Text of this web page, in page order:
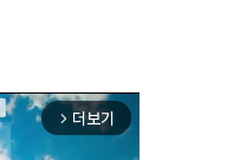
arrow_forward_ios 더보기